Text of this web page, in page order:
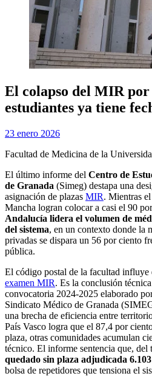
El colapso del MIR por
estudiantes ya tiene
porExamen MIR
Publicada
23 enero 2026
Facultad de Medicina de la
El último informe del Centro de
de Granada (Simeg) destapa una
asignación de plazas MIR. Mientras
Mancha logran colocar a casi el 90
Andalucía lidera el volumen de
del sistema, en un contexto donde la
privadas se dispara un 56 por ciento
pública.
El código postal de la facultad influye
examen MIR. Es la conclusión
convocatoria 2024-2025 elaborado
Sindicato Médico de Granada
una brecha de eficiencia entre
País Vasco logra que el 87,4 por
plaza, otras comunidades acumulan
técnico. El informe sentencia que, del
quedado sin plaza adjudicada
bolsa de repetidores que tensiona el